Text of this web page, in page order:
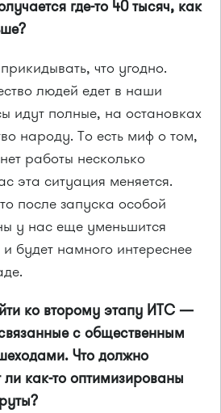
где-то 40 тысяч, как
что угодно.
людей едет в наши
идут полные, на остановках
народу. То есть миф о том,
работы несколько
эта ситуация меняется.
после запуска особой
у нас еще уменьшится
будет намного интереснее
ко второму этапу ИТС —
с общественным
Что должно
ли как-то оптимизированы